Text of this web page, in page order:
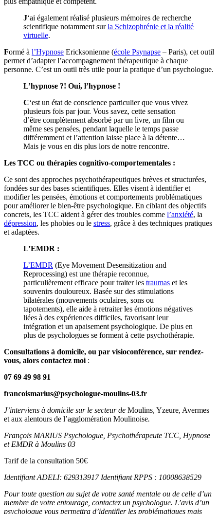
J‘ai également réalisé plusieurs mémoires de recherche
scientifique notamment surla Schizophrénie et la réalité
virtuelle.
Formé à l’Hypnose Ericksonienne (école Psynapse – Paris), cet outil
permet d’adapter l’accompagnement thérapeutique à chaque
personne. C’est un outil très utile pour la pratique d’un psychologue.
L’hypnose ?! Oui, l’hypnose !
C‘est un état de conscience particulier que vous vivez
plusieurs fois par jour. Vous savez, cette sensation
d’être complètement absorbé par un livre, un film ou
même ses pensées, pendant laquelle le temps passe
différemment et l’attention laisse place à la détente…
Mais je vous en dis plus lors de notre rencontre.
Les TCC ou thérapies cognitivo-comportementales :
Ce sont des approches psychothérapeutiques brèves et structurées,
fondées sur des bases scientifiques. Elles visent à identifier et
modifier les pensées, émotions et comportements problématiques
pour améliorer le bien-être psychologique. En ciblant des objectifs
concrets, les TCC aident à gérer des troubles comme l’anxiété, la
dépression, les phobies ou le stress, grâce à des techniques pratiques
et adaptées.
L’EMDR :
L’EMDR (Eye Movement Desensitization and
Reprocessing) est une thérapie reconnue,
particulièrement efficace pour traiter les traumas et les
souvenirs douloureux. Basée sur des stimulations
bilatérales (mouvements oculaires, sons ou
tapotements), elle aide à retraiter les émotions négatives
liées à des expériences difficiles, favorisant leur
intégration et un apaisement psychologique. De plus en
plus de psychologues se forment à cette psychothérapie.
Consultations à domicile, ou par visioconférence, sur rendez-
vous, alors contactez moi :
07 69 49 98 91
francoismarius@psychologue-moulins-03.fr
J’interviens à domicile sur le secteur de Moulins, Yzeure, Avermes
et aux alentours de l’agglomération Moulinoise.
François MARIUS Psychologue, Psychothérapeute TCC, Hypnose
et EMDR à Moulins 03
Tarif de la consultation 50€
Identifiant ADELI: 629313917 Identifiant RPPS : 10008638529
Pour toute question au sujet de votre santé mentale ou de celle d’un
membre de votre entourage, contactez un psychologue. L’avis d’un
psychologue vous permettra d’identifier les problématiques mais